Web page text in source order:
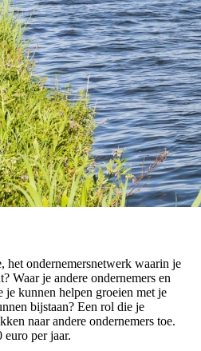
ondernemersnetwerk waarin je
Waar je andere ondernemers en
je kunnen helpen groeien met je
bijstaan? Een rol die je
naar andere ondernemers toe.
euro per jaar.